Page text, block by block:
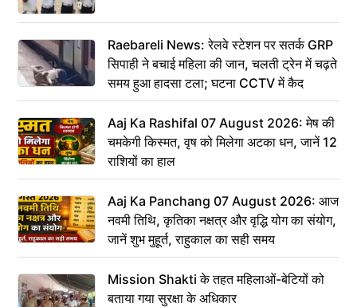
Raebareli News: रेलवे स्टेशन पर सतर्क GRP
सिपाही ने बचाई महिला की जान, चलती ट्रेन में चढ़ते
समय हुआ हादसा टला; घटना CCTV में कैद
Aaj Ka Rashifal 07 August 2026: मेष की
चमकेगी किस्मत, वृष को मिलेगा अटका धन, जानें 12
राशियों का हाल
Aaj Ka Panchang 07 August 2026: आज
नवमी तिथि, कृतिका नक्षत्र और वृद्धि योग का संयोग,
जानें शुभ मुहूर्त, राहुकाल का सही समय
Mission Shakti के तहत महिलाओं-बेटियों को
बताया गया सुरक्षा के अधिकार